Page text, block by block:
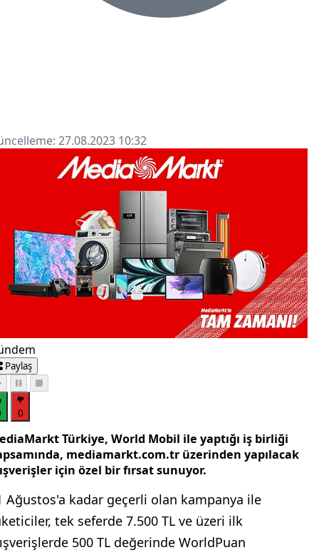
27.08.2023 10:32
Paylaş
0
Türkiye, World Mobil ile yaptığı iş birliği
mediamarkt.com.tr üzerinden yapılacak
için özel bir fırsat sunuyor.
Ağustos'a kadar geçerli olan kampanya ile
tek seferde 7.500 TL ve üzeri ilk
500 TL değerinde WorldPuan